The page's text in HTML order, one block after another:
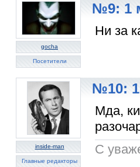
gocha
Посетители
№9: 1
Ни за
inside-man
Главные редакторы
№10: 1
Мда,
C